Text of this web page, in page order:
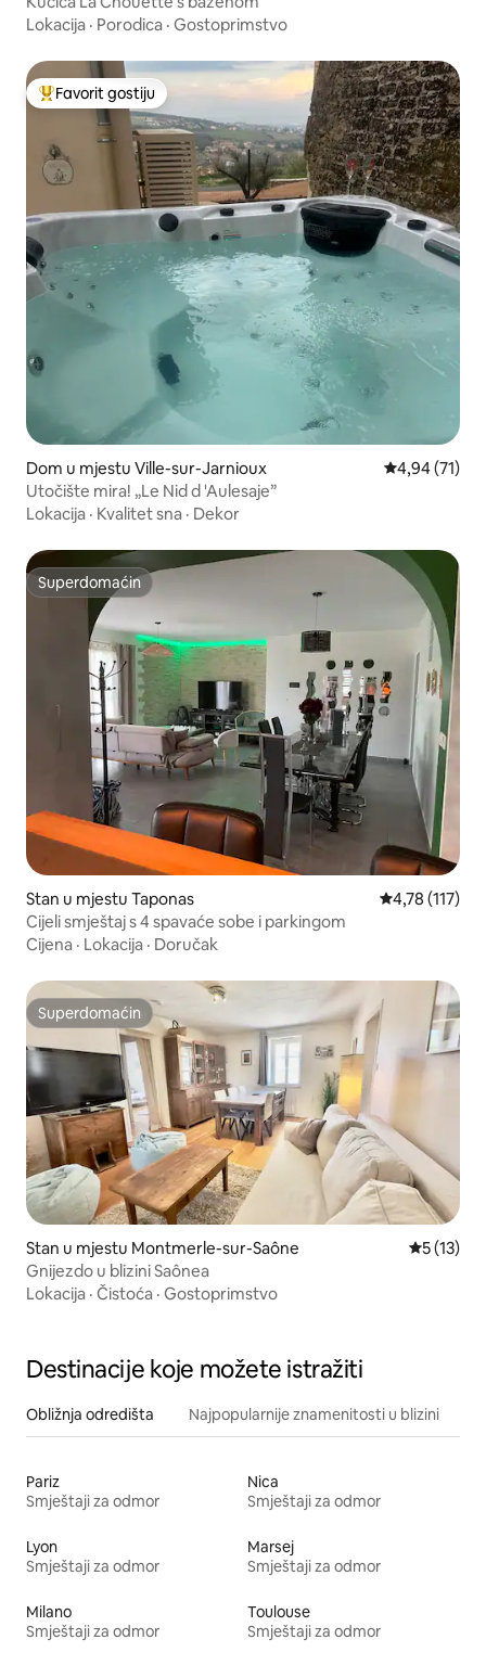
Lokacija · Porodica · Gostoprimstvo
Glavni favorit gostiju
Favorit gostiju
Dom u mjestu Ville-sur-Jarnioux Prosječna
4,94 (71)
Utočište mira! „Le Nid d 'Aulesaje”
Lokacija · Kvalitet sna · Dekor
Superdomaćin
Superdomaćin
Stan u mjestu Taponas Prosječna
4,78 (117)
Cijeli smještaj s 4 spavaće sobe i parkingom
Cijena · Lokacija · Doručak
Superdomaćin
Superdomaćin
Stan u mjestu Montmerle-sur-Saône Prosječna
5 (13)
Gnijezdo u blizini Saônea
Lokacija · Čistoća · Gostoprimstvo
Destinacije koje možete istražiti
Obližnja odredišta Najpopularnije znamenitosti u blizini
Pariz
Smještaji za odmor
Nica
Smještaji za odmor
Lyon
Smještaji za odmor
Marsej
Smještaji za odmor
Milano
Smještaji za odmor
Toulouse
Smještaji za odmor